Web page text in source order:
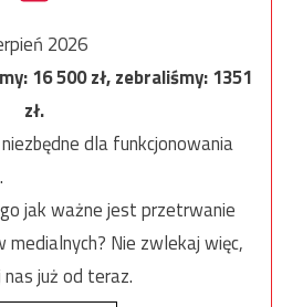
2026
16 500zł, zebraliśmy:1351
zł.
dla funkcjonowania
jak ważne jest przetrwanie
medialnych? Nie zwlekaj więc,
już od teraz.